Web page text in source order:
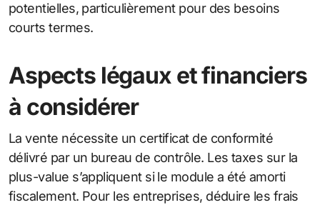
potentielles, particulièrement pour des besoins
courts termes.
Aspects légaux et financiers
à considérer
La vente nécessite un certificat de conformité
délivré par un bureau de contrôle. Les taxes sur la
plus-value s’appliquent si le module a été amorti
fiscalement. Pour les entreprises, déduire les frais